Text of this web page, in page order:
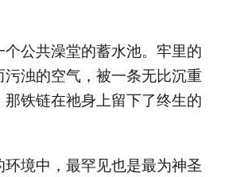
公共澡堂的蓄水池。牢里的
污浊的空气，被一条无比沉重
铁链在祂身上留下了终生的
境中，最罕见也是最为神圣